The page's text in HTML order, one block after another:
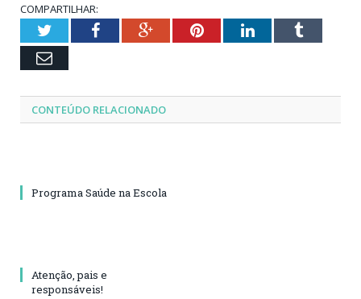
COMPARTILHAR:
TwitterFacebookGoogle+PinterestLinkedInTumblr
Email
CONTEÚDO RELACIONADO
Programa Saúde na Escola
Atenção, pais e
responsáveis!